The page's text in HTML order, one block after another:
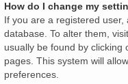
How do I change my
If you are a registered
database. To alter them,
usually be found by
pages. This system will
preferences.